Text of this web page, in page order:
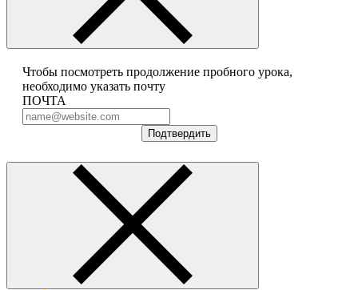
Чтобы посмотреть продолжение пробного урока,
необходимо указать почту
ПОЧТА
Подтвердить